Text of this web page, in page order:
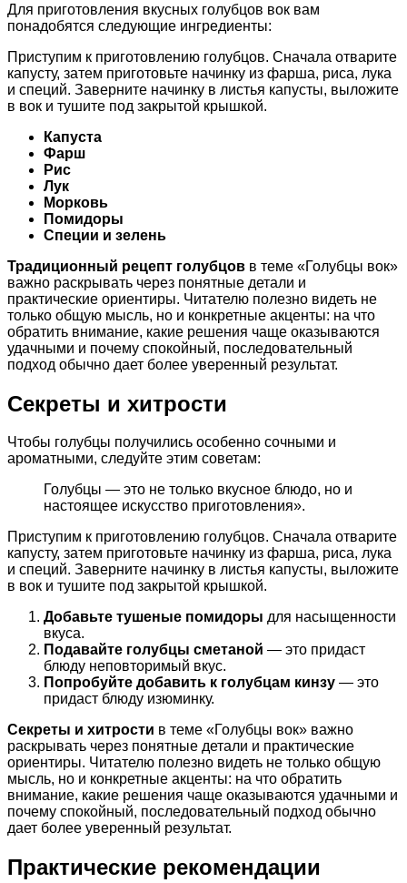
Для приготовления вкусных голубцов вок вам
понадобятся следующие ингредиенты:
Приступим к приготовлению голубцов. Сначала отварите
капусту, затем приготовьте начинку из фарша, риса, лука
и специй. Заверните начинку в листья капусты, выложите
в вок и тушите под закрытой крышкой.
Капуста
Фарш
Рис
Лук
Морковь
Помидоры
Специи и зелень
Традиционный рецепт голубцов в теме «Голубцы вок»
важно раскрывать через понятные детали и
практические ориентиры. Читателю полезно видеть не
только общую мысль, но и конкретные акценты: на что
обратить внимание, какие решения чаще оказываются
удачными и почему спокойный, последовательный
подход обычно дает более уверенный результат.
Секреты и хитрости
Чтобы голубцы получились особенно сочными и
ароматными, следуйте этим советам:
Голубцы — это не только вкусное блюдо, но и
настоящее искусство приготовления».
Приступим к приготовлению голубцов. Сначала отварите
капусту, затем приготовьте начинку из фарша, риса, лука
и специй. Заверните начинку в листья капусты, выложите
в вок и тушите под закрытой крышкой.
Добавьте тушеные помидоры для насыщенности
вкуса.
Подавайте голубцы сметаной — это придаст
блюду неповторимый вкус.
Попробуйте добавить к голубцам кинзу — это
придаст блюду изюминку.
Секреты и хитрости в теме «Голубцы вок» важно
раскрывать через понятные детали и практические
ориентиры. Читателю полезно видеть не только общую
мысль, но и конкретные акценты: на что обратить
внимание, какие решения чаще оказываются удачными и
почему спокойный, последовательный подход обычно
дает более уверенный результат.
Практические рекомендации